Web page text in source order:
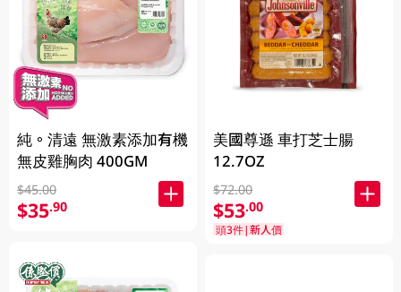
純。清遠 無激素添加有機
無皮雞胸肉 400GM
$45.00
$35.90
美國尊遜 車打芝士腸
12.7OZ
$72.00
$53.00
頭3件|新人價